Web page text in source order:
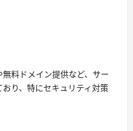
料ドメイン提供など、サー
り、特にセキュリティ対策